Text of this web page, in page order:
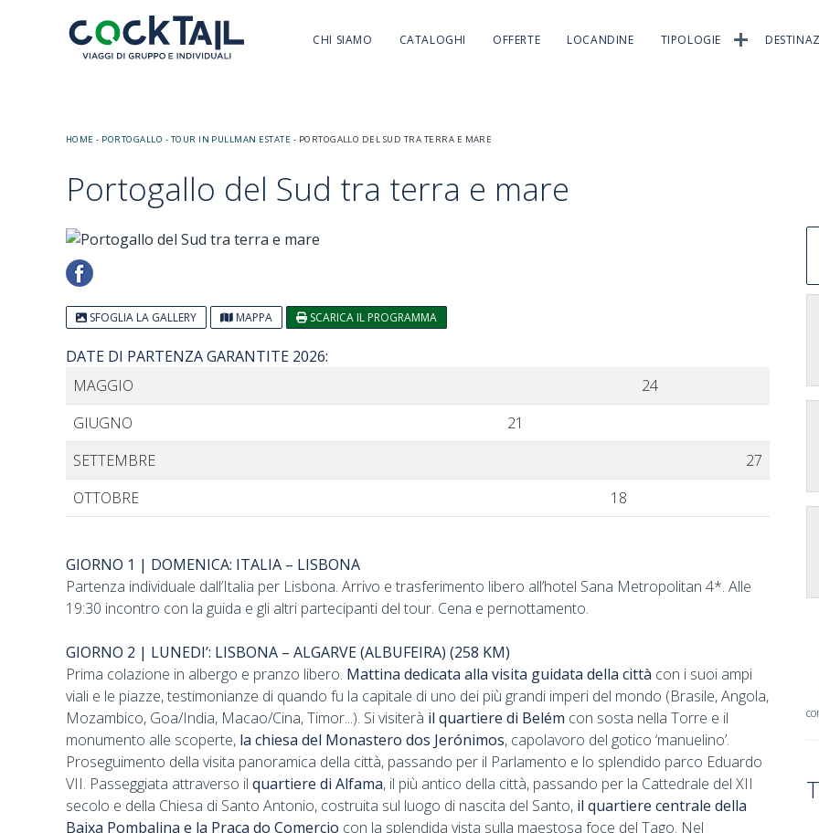
CHI SIAMO CATALOGHI OFFERTE LOCANDINE TIPOLOGIE
HOME - PORTOGALLO - TOUR IN PULLMAN ESTATE - PORTOGALLO DEL SUD TRA TERRA E MARE
Portogallo del Sud tra terra e mare
SFOGLIA LA GALLERY MAPPA SCARICA IL PROGRAMMA
DATE DI PARTENZA GARANTITE 2026:
MAGGIO
24
GIUGNO
21
SETTEMBRE
27
OTTOBRE
18
GIORNO 1 | DOMENICA: ITALIA – LISBONA
Partenza individuale dall’Italia per Lisbona. Arrivo e trasferimento libero all’hotel Sana Metropolitan 4*. Alle
19:30 incontro con la guida e gli altri partecipanti del tour. Cena e pernottamento.
GIORNO 2 | LUNEDI’: LISBONA – ALGARVE (ALBUFEIRA) (258 KM)
Prima colazione in albergo e pranzo libero. Mattina dedicata alla visita guidata della città con i suoi ampi
viali e le piazze, testimonianze di quando fu la capitale di uno dei più grandi imperi del mondo (Brasile, Angola,
Mozambico, Goa/India, Macao/Cina, Timor...). Si visiterà il quartiere di Belém con sosta nella Torre e il
monumento alle scoperte, la chiesa del Monastero dos Jerónimos, capolavoro del gotico ‘manuelino’.
Proseguimento della visita panoramica della città, passando per il Parlamento e lo splendido parco Eduardo
VII. Passeggiata attraverso il quartiere di Alfama, il più antico della città, passando per la Cattedrale del XII
secolo e della Chiesa di Santo Antonio, costruita sul luogo di nascita del Santo, il quartiere centrale della
Baixa Pombalina e la Praça do Comercio con la splendida vista sulla maestosa foce del Tago. Nel